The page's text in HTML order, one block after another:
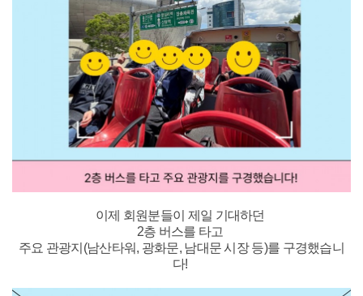
이제 회원분들이 제일 기대하던
2층 버스를 타고
주요 관광지(남산타워, 광화문, 남대문 시장 등)를 구경했습니
다!